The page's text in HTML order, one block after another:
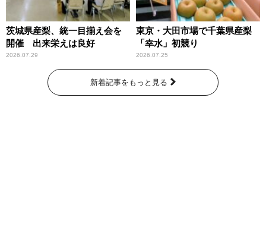
茨城県産梨、統一目揃え会を
開催 出来栄えは良好
2026.07.29
東京・大田市場で千葉県産梨
「幸水」初競り
2026.07.25
新着記事をもっと見る